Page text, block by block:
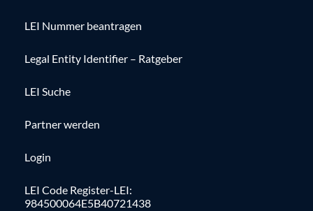
LEI Nummer beantragen
Legal Entity Identifier – Ratgeber
LEI Suche
Partner werden
Login
LEI Code Register-LEI:
984500064E5B40721438